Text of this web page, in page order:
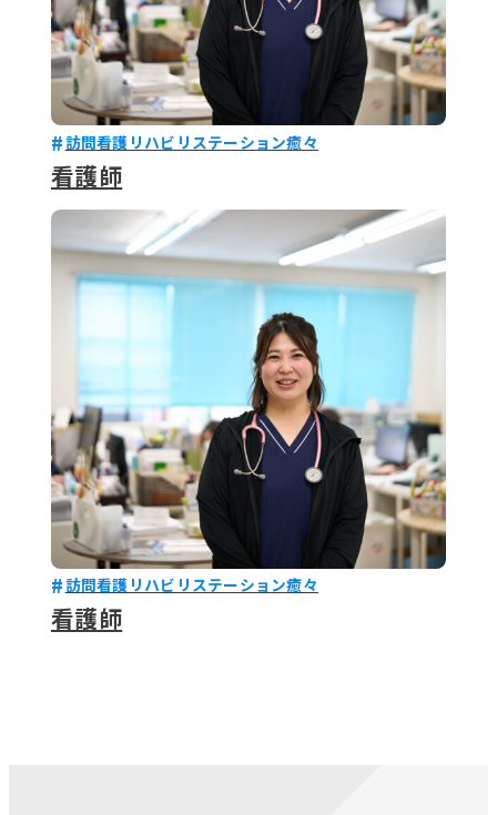
訪問看護リハビリステーション癒々
看護師
訪問看護リハビリステーション癒々
看護師